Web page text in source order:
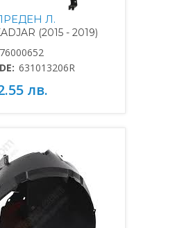
Л.
(2015 - 2019)
631013206R
лв.